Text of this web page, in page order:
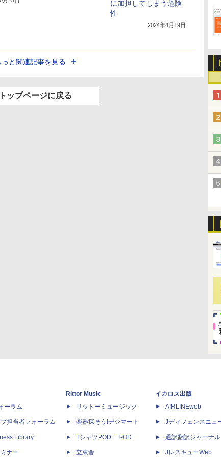
に加担してしまう危険
性
2024年4月19日
っと関連記事を見る
トップページに戻る
ーラム
担当者フォーラム
Library
ナー
Rittor Music
リットーミュージック
楽器探そう!デジマート
TシャツPOD T-OD
立東舎
イカロス出版
AIRLINEweb
Jディフェンスニュ
通訳翻訳ジャーナル
JレスキューWeb